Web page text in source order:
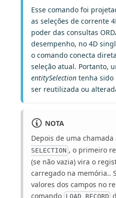
Esse comando foi
as seleções de corrente
poder das consultas
desempenho, no 4D
o comando conecta
seleção atual. Portanto,
entitySelection tenha sido
ser reutilizada ou
NOTA
Depois de uma
SELECTION , o primeiro
(se não vazia) vira o
carregado na memória..
valores dos campos no
comando LOAD RECORD